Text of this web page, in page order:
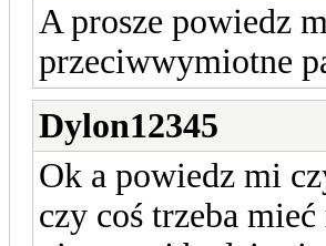
A prosze powiedz
przeciwwymiotne
Dylon12345
Ok a powiedz mi
czy coś trzeba